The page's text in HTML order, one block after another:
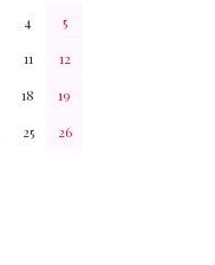
4
5
11
12
18
19
25
26